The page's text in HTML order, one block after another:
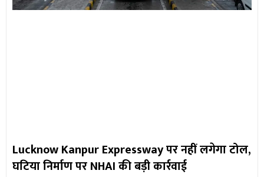
Lucknow Kanpur Expressway पर नहीं लगेगा टोल,
घटिया निर्माण पर NHAI की बड़ी कार्रवाई